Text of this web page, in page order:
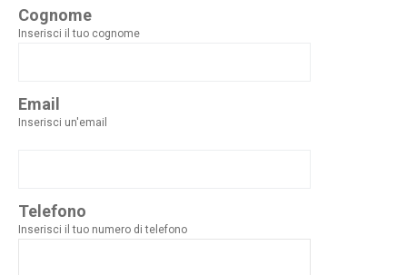
Cognome
Inserisci il tuo cognome
Email
Inserisci un'email
Telefono
Inserisci il tuo numero di telefono